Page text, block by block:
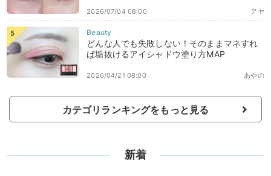
アヤ
2026/07/04 08:00
どんな人でも失敗しない！そのままマネすれ
ば垢抜けるアイシャドウ塗り方MAP
あやの
2026/04/21 08:00
カテゴリランキングをもっと見る
新着